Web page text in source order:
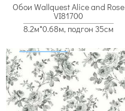
Обои Wallquest Alice and Rose
VI81700
8.2м*0.68м, подгон 35см